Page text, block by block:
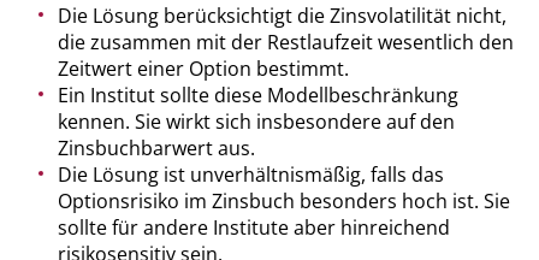
Die Lösung berücksichtigt die Zinsvolatilität nicht,
die zusammen mit der Restlaufzeit wesentlich den
Zeitwert einer Option bestimmt.
Ein Institut sollte diese Modellbeschränkung
kennen. Sie wirkt sich insbesondere auf den
Zinsbuchbarwert aus.
Die Lösung ist unverhältnismäßig, falls das
Optionsrisiko im Zinsbuch besonders hoch ist. Sie
sollte für andere Institute aber hinreichend
risikosensitiv sein.